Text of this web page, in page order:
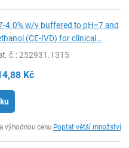
4.0% w/v buffered to pH=7 and
(CE-IVD) for clinical…
č.: 252931.1315
Kč
výhodnou cenu Poptat větší množství